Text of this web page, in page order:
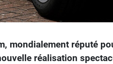
mondialement réputé
réalisation